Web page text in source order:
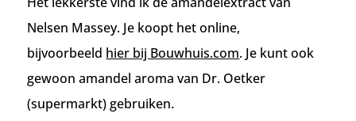
Nelsen Massey. Je koopt het online,
bijvoorbeeld hier bij Bouwhuis.com. Je kunt ook
gewoon amandel aroma van Dr. Oetker
(supermarkt) gebruiken.